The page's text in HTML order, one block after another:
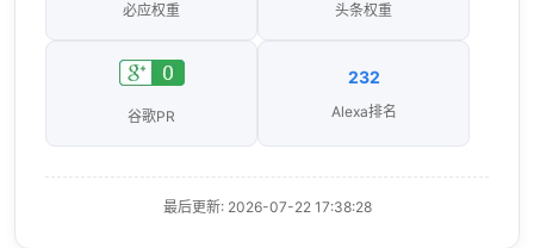
必应权重 头条权重
谷歌PR
232
Alexa排名
最后更新: 2026-07-22 17:38:28